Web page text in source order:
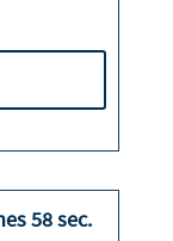
58 sec.